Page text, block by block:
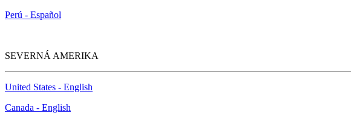
Perú - Español
SEVERNÁ AMERIKA
United States - English
Canada - English